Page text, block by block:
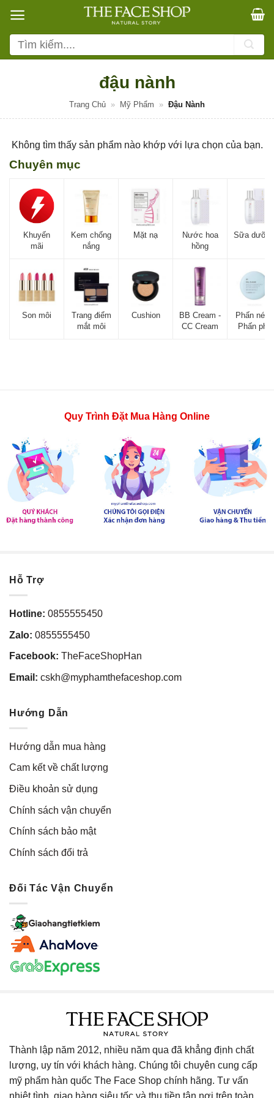
qua
nội
dung
Tìm
kiếm:
đậu nành
Trang Chủ » Mỹ Phẩm » Đậu Nành
Không tìm thấy sản phẩm nào khớp với lựa chọn của bạn.
Chuyên mục
Khuyến
mãi
Kem chống
nắng
Mặt nạ
Nước hoa
hồng
Sữa
Son môi
Trang điểm
mắt môi
Cushion
BB Cream -
CC Cream
Phấn nén -
Phấn phủ
Quy Trình Đặt Mua Hàng Online
Hỗ Trợ
Hotline: 0855555450
Zalo: 0855555450
Facebook: TheFaceShopHan
Email: cskh@myphamthefaceshop.com
Hướng Dẫn
Hướng dẫn mua hàng
Cam kết về chất lượng
Điều khoản sử dụng
Chính sách vận chuyển
Chính sách bảo mật
Chính sách đổi trả
Đối Tác Vận Chuyển
Thành lập năm 2012, nhiều năm qua đã khẳng định chất
lượng, uy tín với khách hàng. Chúng tôi chuyên cung cấp
mỹ phẩm hàn quốc The Face Shop chính hãng. Tư vấn
nhiệt tình, giao hàng siêu tốc và thu tiền tận nơi trên toàn